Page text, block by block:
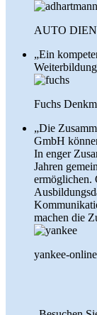
AUTO
„Ein
Fuchs
„Die
GmbH
In enger
Jahren
ermöglichen.
machen die
yankee-